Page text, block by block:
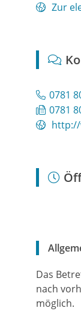
Zur
0781
0781
Das
nach
möglich.